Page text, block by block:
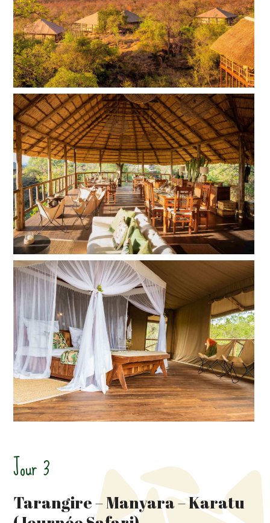
Jour 3
Tarangire – Manyara – Karatu